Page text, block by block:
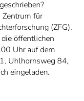
Zentrum für
(ZFG).
öffentlichen
Uhr auf dem
Uhlhornsweg 84,
eingeladen.